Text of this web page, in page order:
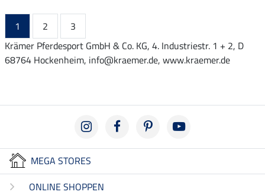
1 2
3
Krämer Pferdesport GmbH & Co. KG, 4. Industriestr. 1 + 2, D
68764 Hockenheim, info@kraemer.de, www.kraemer.de
MEGA STORES
ONLINE SHOPPEN